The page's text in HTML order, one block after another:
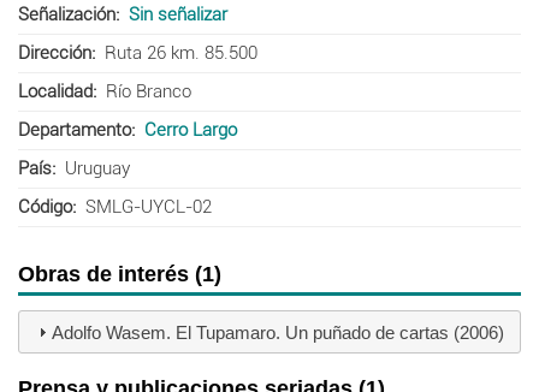
Señalización
Sin señalizar
Dirección
Ruta 26 km. 85.500
Localidad
Río Branco
Departamento
Cerro Largo
País
Uruguay
Código
SMLG-UYCL-02
Obras de interés (1)
Adolfo Wasem. El Tupamaro. Un puñado de cartas (2006)